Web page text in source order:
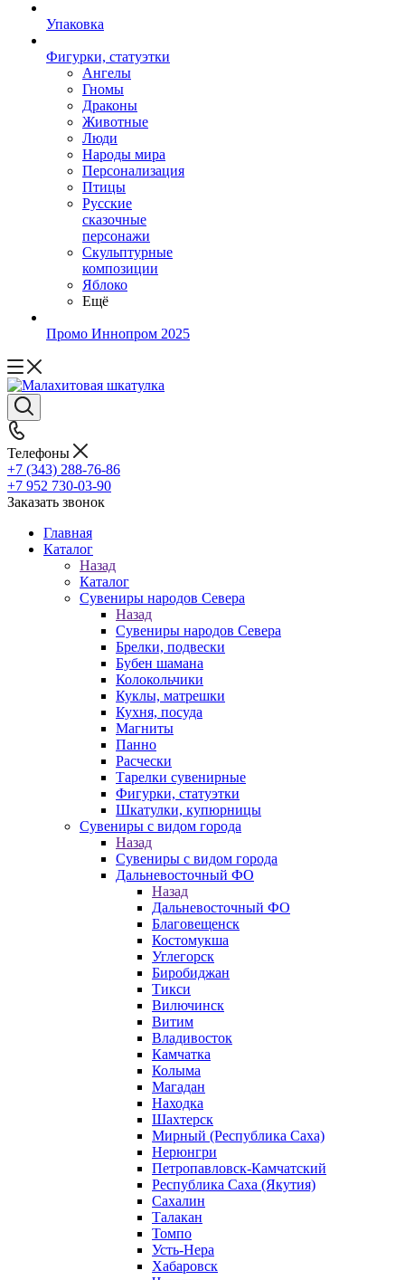
Упаковка
Фигурки, статуэтки
Ангелы
Гномы
Драконы
Животные
Люди
Народы мира
Персонализация
Птицы
Русские
сказочные
персонажи
Скульптурные
композиции
Яблоко
Ещё
Промо Иннопром 2025
Телефоны
+7 (343) 288-76-86
+7 952 730-03-90
Заказать звонок
Главная
Каталог
Назад
Каталог
Сувениры народов Севера
Назад
Сувениры народов Севера
Брелки, подвески
Бубен шамана
Колокольчики
Куклы, матрешки
Кухня, посуда
Магниты
Панно
Расчески
Тарелки сувенирные
Фигурки, статуэтки
Шкатулки, купюрницы
Сувениры с видом города
Назад
Сувениры с видом города
Дальневосточный ФО
Назад
Дальневосточный ФО
Благовещенск
Костомукша
Углегорск
Биробиджан
Тикси
Вилючинск
Витим
Владивосток
Камчатка
Колыма
Магадан
Находка
Шахтерск
Мирный (Республика Саха)
Нерюнгри
Петропавловск-Камчатский
Республика Саха (Якутия)
Сахалин
Талакан
Томпо
Усть-Нера
Хабаровск